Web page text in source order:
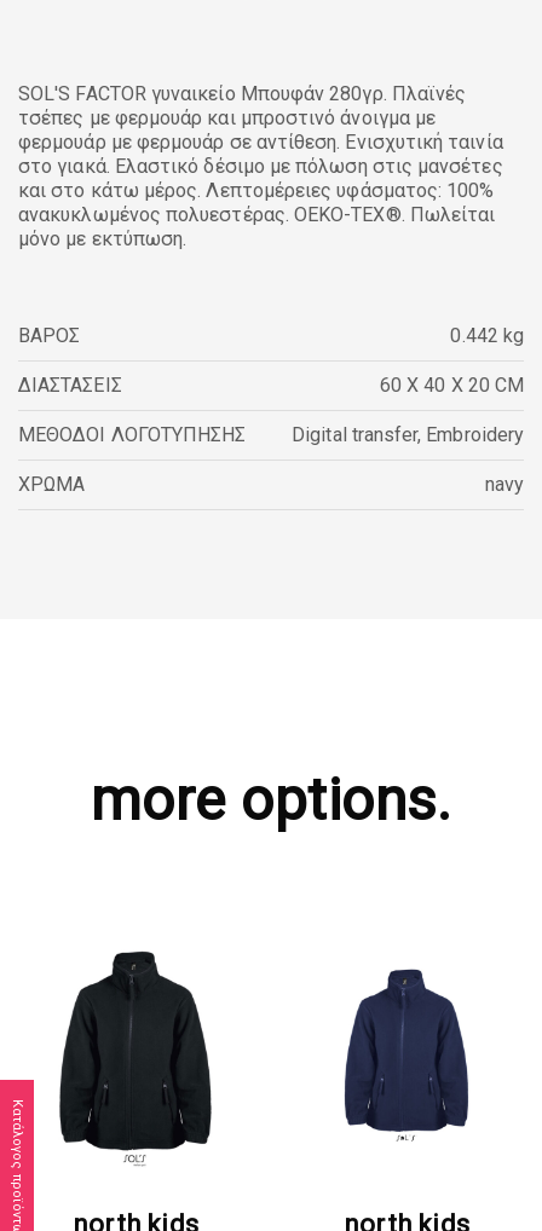
Κατάλογος προϊόντων
SOL'S FACTOR γυναικείο Μπουφάν 280γρ. Πλαϊνές
τσέπες με φερμουάρ και μπροστινό άνοιγμα με
φερμουάρ με φερμουάρ σε αντίθεση. Ενισχυτική ταινία
στο γιακά. Ελαστικό δέσιμο με πόλωση στις μανσέτες
και στο κάτω μέρος. Λεπτομέρειες υφάσματος: 100%
ανακυκλωμένος πολυεστέρας. OEKO-TEX®. Πωλείται
μόνο με εκτύπωση.
ΒΑΡΟΣ 0.442 kg
ΔΙΑΣΤΑΣΕΙΣ 60 X 40 X 20 CM
ΜΕΘΟΔΟΙ ΛΟΓΟΤΥΠΗΣΗΣ Digital transfer, Embroidery
ΧΡΩΜΑ navy
more options.
north kids north kids